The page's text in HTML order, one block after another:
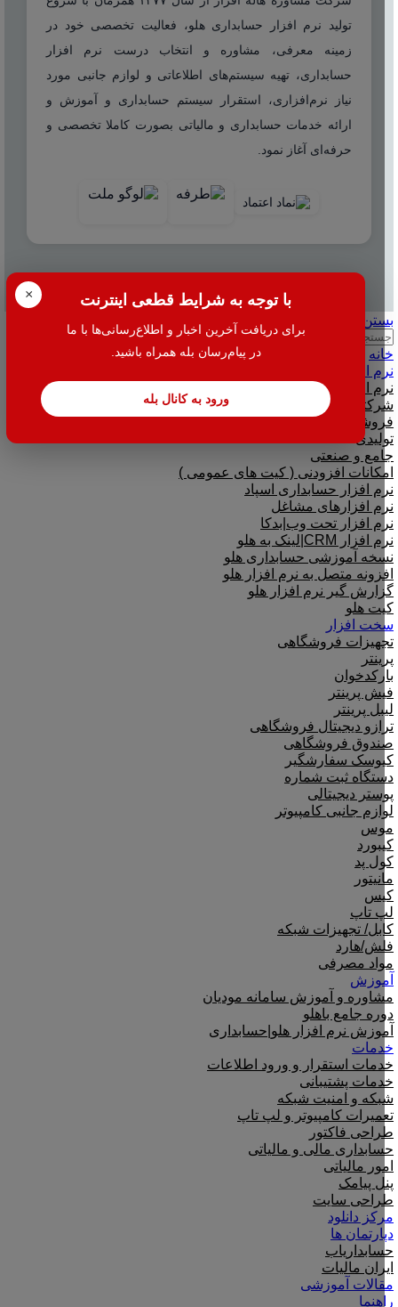
× با توجه به شرایط قطعی اینترنت
برای دریافت آخرین اخبار و اطلاع‌رسانی‌ها با ما
در پیام‌رسان بله همراه باشید.
ورود به کانال بله
تولید نرم افزار حسابداری هلو، فعالیت تخصصی خود در
زمینه معرفی، مشاوره و انتخاب درست نرم افزار
حسابداری، تهیه سیستم‌های اطلاعاتی و لوازم جانبی مورد
نیاز نرم‌افزاری، استقرار سیستم حسابداری و آموزش و
ارائه خدمات حسابداری و مالیاتی بصورت کاملا تخصصی و
حرفه‌ای آغاز نمود.
بستن
جستجو
خانه
نرم افزار
نرم افزار حسابداری هلو
شرکتی
فروشگاهی
تولیدی
جامع و صنعتی
امکانات افزودنی ( کیت های عمومی )
نرم افزار حسابداری اسپاد
نرم افزارهای مشاغل
نرم افزار تحت وب|بدکا
نرم افزار CRM|لینک به هلو
نسخه آموزشی حسابداری هلو
افزونه متصل به نرم افزار هلو
گزارش گیر نرم افزار هلو
کیت هلو
سخت افزار
تجهیزات فروشگاهی
پرینتر
بارکدخوان
فیش پرینتر
لیبل پرینتر
ترازو دیجیتال فروشگاهی
صندوق فروشگاهی
کیوسک سفارشگیر
دستگاه ثبت شماره
پوستر دیجیتالی
لوازم جانبی کامپیوتر
موس
کیبورد
کول پد
مانیتور
کیس
لپ تاپ
کابل/ تجهیزات شبکه
فلش/هارد
مواد مصرفی
آموزش
مشاوره و آموزش سامانه مودیان
دوره جامع باهلو
آموزش نرم افزار هلو|حسابداری
خدمات
خدمات استقرار و ورود اطلاعات
خدمات پشتیبانی
شبکه و امنیت شبکه
تعمیرات کامپیوتر و لپ تاپ
طراحی فاکتور
حسابداری مالی و مالیاتی
امور مالیاتی
پنل پیامک
طراحی سایت
مرکز دانلود
دپارتمان ها
حسابداریاب
ایران مالیات
مقالات آموزشی
راهنما